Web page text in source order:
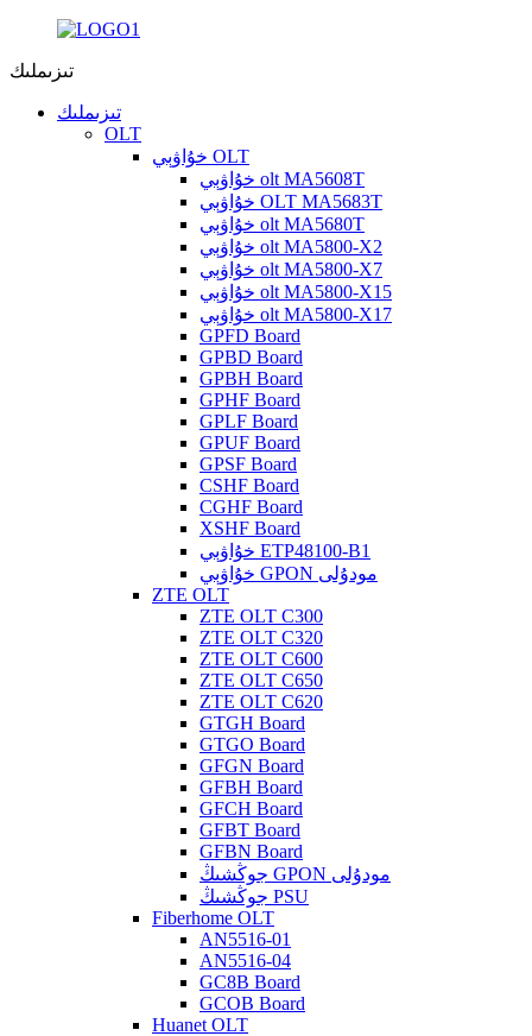
تىزىملىك
تىزىملىك
OLT
خۇاۋېي OLT
خۇاۋېي olt MA5608T
خۇاۋېي OLT MA5683T
خۇاۋېي olt MA5680T
خۇاۋېي olt MA5800-X2
خۇاۋېي olt MA5800-X7
خۇاۋېي olt MA5800-X15
خۇاۋېي olt MA5800-X17
GPFD Board
GPBD Board
GPBH Board
GPHF Board
GPLF Board
GPUF Board
GPSF Board
CSHF Board
CGHF Board
XSHF Board
خۇاۋېي ETP48100-B1
خۇاۋېي GPON مودۇلى
ZTE OLT
ZTE OLT C300
ZTE OLT C320
ZTE OLT C600
ZTE OLT C650
ZTE OLT C620
GTGH Board
GTGO Board
GFGN Board
GFBH Board
GFCH Board
GFBT Board
GFBN Board
جوڭشىڭ GPON مودۇلى
جوڭشىڭ PSU
Fiberhome OLT
AN5516-01
AN5516-04
GC8B Board
GCOB Board
Huanet OLT